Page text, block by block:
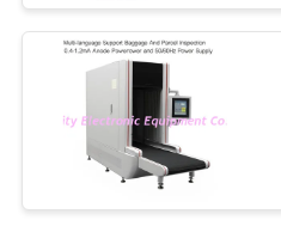
PRIVACY
POLICY